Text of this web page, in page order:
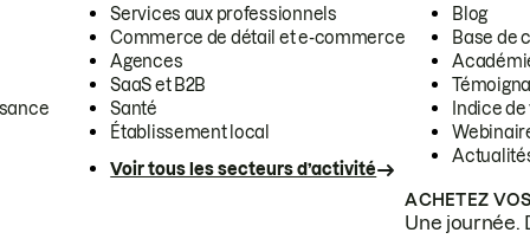
Services aux professionnels
Commerce de détail et e-commerce
Agences
SaaS et B2B
Santé
Établissement local
Voir tous les secteurs d’activité
Blog
Base de
Indice
ACHETEZ
Une journée.